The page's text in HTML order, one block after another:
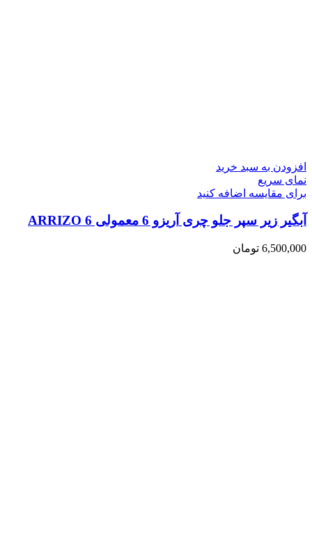
افزودن به سبد خرید
نمای سریع
برای مقایسه اضافه کنید
آبگیر زیر سپر جلو چری آریزو 6 معمولی ARRIZO 6
6,500,000 تومان